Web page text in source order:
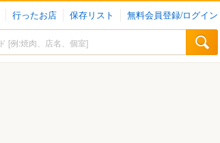
行ったお店 保存リスト 無料会員登録/ログイン